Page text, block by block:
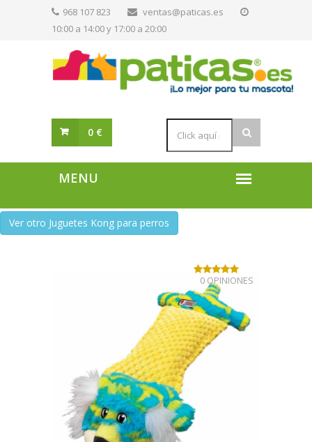
968 107 823
ventas@paticas.es
10:00 a 14:00 y 17:00 a 20:00
0 €
Ver otro Juguetes Kong para perros
0 OPINIONES